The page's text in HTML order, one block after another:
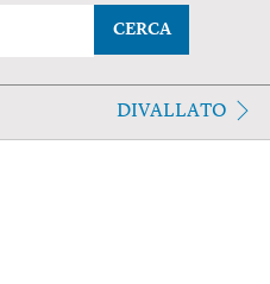
CERCA
DIVALLATO